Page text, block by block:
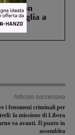
la figlia a
Articolo successivo
i fenomeni criminali per
la missione di Libera
va avanti. Il punto in
assemblea